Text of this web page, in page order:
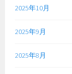
2025年10月
2025年9月
2025年8月